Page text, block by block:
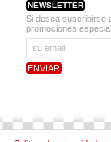
NEWSLETTER
Si desea suscribirse
promociones